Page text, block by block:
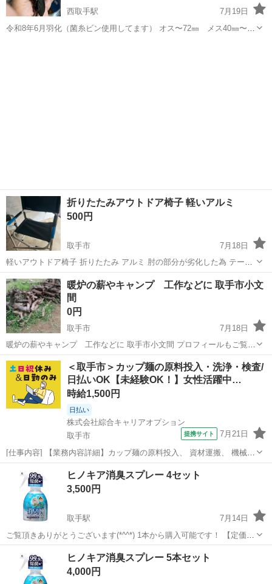
西取手駅
7月19日
令和8年6月羽化（菌糸ビン使用してます） オス〜72㎜ メス40㎜〜
折りたたみアウトドア椅子 軽いアルミ
500円
取手市
7月18日
軽いアウトドア椅子 折りたたみ アルミ 肘の部分が劣化した為 テープ
を巻いてあります。 ご了承ください！
茨城 取手市 その他 アウトドア
暖炉の薪やキャンプ 工作などに 取手市小文
間
0円
取手市
7月18日
暖炉の薪やキャンプ 工作などに 取手市小文間 プロフィールもご覧い
ただきスムーズな やり取りが出来るように ご協力ください。
茨城 取手市 その他
＜取手市＞カップ麺の原料投入・洗浄・検査/
日払いOK【未経験OK！】女性活躍中…
時給1,500円
日払い
株式会社綜合キャリアオプション
取手市
提携サイト 7月21日
[仕事内容] 【業務内容詳細】カップ麺の原料投入、 資材運搬、 機械の
洗浄、 具材に異物が無いか、 カップの中に具材が全て入っているかの
目視検査、 カップ麺の具材トッピングなどのお仕事です。 【取扱製品
情報】カップ麺 。＋...
工場
ヒノキア消臭スプレー 4セット
3,500円
取手駅
7月14日
ご覧頂きありがとうございます(*^^*) 1本から購入可能です！ 【定価】
1本あたり1500円程で購入しました ⚠️10本くらいあるので購入希望の
数コメントお願いします 匂いお抑えて消臭＆除菌出来るのでとても使
いやす...
取手駅 その他 チンチラ
ヒノキア消臭スプレー 5本セット
4,000円